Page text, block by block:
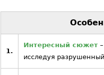
1.
Интересный сюжет
исследуя